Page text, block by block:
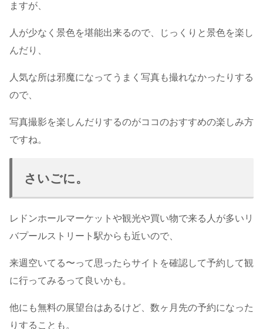
ますが、
人が少なく景色を堪能出来るので、じっくりと景色を楽し
んだり、
人気な所は邪魔になってうまく写真も撮れなかったりする
ので、
写真撮影を楽しんだりするのがココのおすすめの楽しみ方
ですね。
さいごに。
レドンホールマーケットや観光や買い物で来る人が多いリ
バプールストリート駅からも近いので、
来週空いてる〜って思ったらサイトを確認して予約して観
に行ってみるって良いかも。
他にも無料の展望台はあるけど、数ヶ月先の予約になった
りすることも。